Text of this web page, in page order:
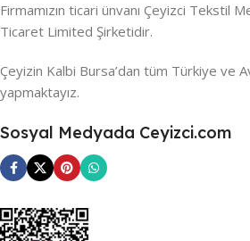
Firmamızın ticari ünvanı Çeyizci Tekstil
Ticaret Limited Şirketidir.
Çeyizin Kalbi Bursa’dan tüm Türkiye ve
yapmaktayız.
Sosyal Medyada Ceyizci.com